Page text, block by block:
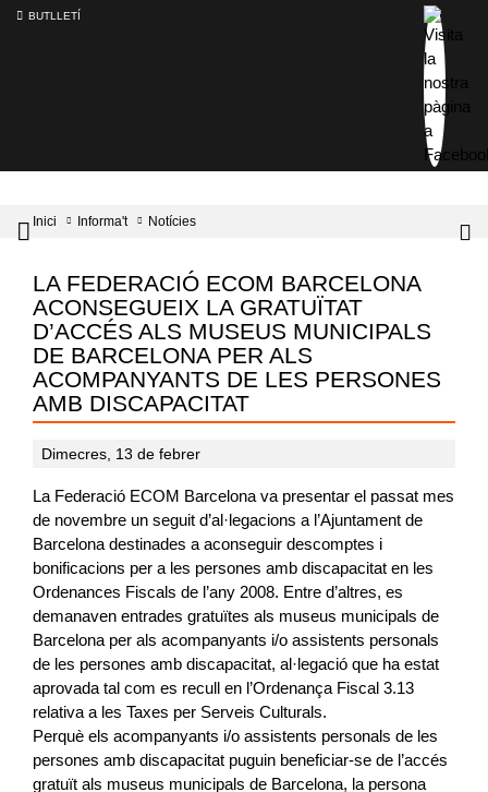
BUTLLETÍ
Mobile
toggler
Inici Informa't Notícies
LA FEDERACIÓ ECOM BARCELONA
ACONSEGUEIX LA GRATUÏTAT
D’ACCÉS ALS MUSEUS MUNICIPALS
DE BARCELONA PER ALS
ACOMPANYANTS DE LES PERSONES
AMB DISCAPACITAT
Dimecres, 13 de febrer
La Federació ECOM Barcelona va presentar el passat mes
de novembre un seguit d’al·legacions a l’Ajuntament de
Barcelona destinades a aconseguir descomptes i
bonificacions per a les persones amb discapacitat en les
Ordenances Fiscals de l’any 2008. Entre d’altres, es
demanaven entrades gratuïtes als museus municipals de
Barcelona per als acompanyants i/o assistents personals
de les persones amb discapacitat, al·legació que ha estat
aprovada tal com es recull en l’Ordenança Fiscal 3.13
relativa a les Taxes per Serveis Culturals.
Perquè els acompanyants i/o assistents personals de les
persones amb discapacitat puguin beneficiar-se de l’accés
gratuït als museus municipals de Barcelona, la persona